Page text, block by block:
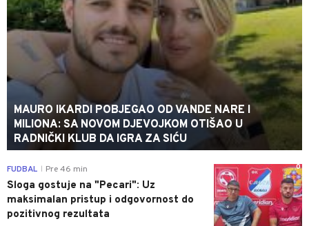
MAURO IKARDI POBJEGAO OD VANDE NARE I
MILIONA: SA NOVOM DJEVOJKOM OTIŠAO U
RADNIČKI KLUB DA IGRA ZA SIĆU
0
FUDBAL Pre 46 min
Sloga gostuje na "Pecari": Uz
maksimalan pristup i odgovornost do
pozitivnog rezultata